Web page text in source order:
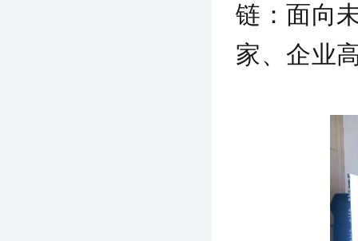
链：面向
家、企业